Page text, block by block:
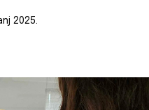
2025.